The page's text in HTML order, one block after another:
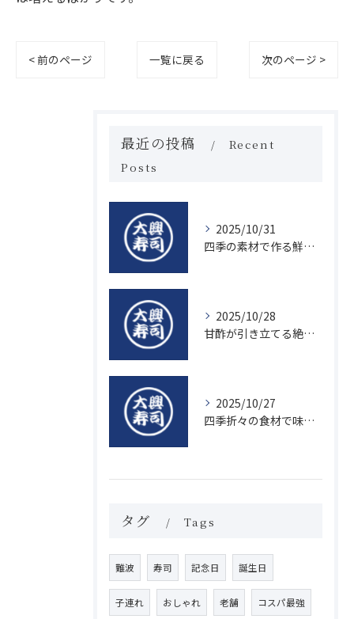
< 前のページ 一覧に戻る 次のページ >
最近の投稿
Recent
Posts
2025/10/31
四季の素材で作る鮮度抜群の握り寿司の魅力
2025/10/28
甘酢が引き立てる絶品寿司のシャリの秘密
2025/10/27
四季折々の食材で味わう絶品握り寿司の魅力
タグ Tags
難波 寿司 記念日 誕生日
子連れ おしゃれ 老舗 コスパ最強